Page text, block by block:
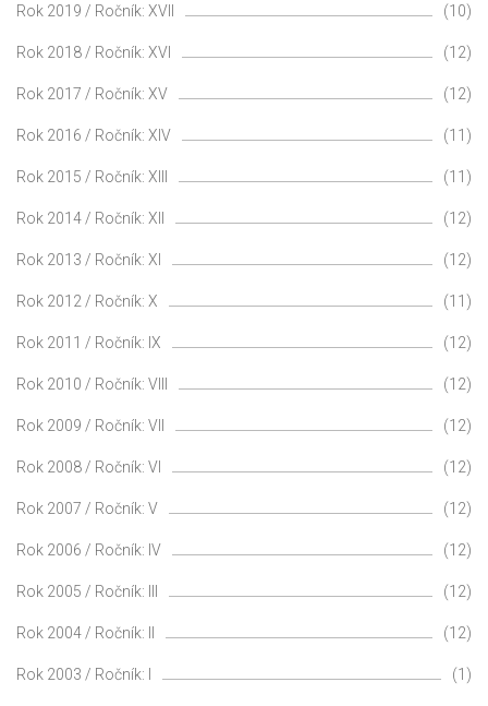
Rok 2019 / Ročník: XVII (10)
Rok 2018 / Ročník: XVI (12)
Rok 2017 / Ročník: XV (12)
Rok 2016 / Ročník: XIV (11)
Rok 2015 / Ročník: XIII (11)
Rok 2014 / Ročník: XII (12)
Rok 2013 / Ročník: XI (12)
Rok 2012 / Ročník: X (11)
Rok 2011 / Ročník: IX (12)
Rok 2010 / Ročník: VIII (12)
Rok 2009 / Ročník: VII (12)
Rok 2008 / Ročník: VI (12)
Rok 2007 / Ročník: V (12)
Rok 2006 / Ročník: IV (12)
Rok 2005 / Ročník: III (12)
Rok 2004 / Ročník: II (12)
Rok 2003 / Ročník: I (1)